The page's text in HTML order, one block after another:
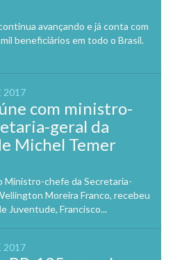
avançando e já conta com
beneficiários em todo o Brasil.
2017
com ministro-
geral da
Michel Temer
Ministro-chefe da Secretaria-
Moreira Franco, recebeu
Juventude, Francisco...
2017